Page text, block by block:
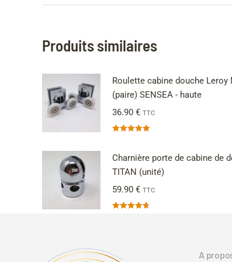
Produits similaires
Roulette cabine douche Leroy
(paire) SENSEA - haute
36.90 € TTC
Charnière porte de cabine de
TITAN (unité)
59.90 € TTC
A